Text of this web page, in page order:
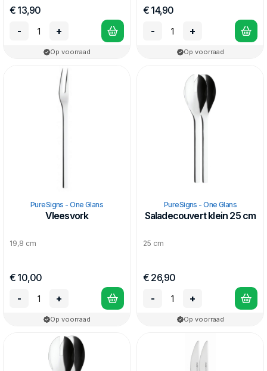
€ 13,90
-
+
Op voorraad
€ 14,90
-
+
Op voorraad
PureSigns - One Glans
Vleesvork
19,8 cm
€ 10,00
-
+
Op voorraad
PureSigns - One Glans
Saladecouvert klein 25 cm
25 cm
€ 26,90
-
+
Op voorraad